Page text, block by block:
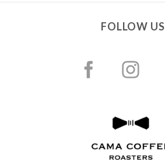
FOLLOW US